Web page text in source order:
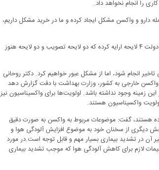
را انجام نخواهد داد.
دارو و واکسن مشکل ایجاد کرده و ما در خرید مشکل داریم،
رییس جمهور در همین رابطه به لوایح چهارگانه دولت اشاره کرد و گفت: دولت ۴ لایحه ارایه کرده که دو لایحه تصویب و دو لایحه هنوز
انجام شود، اما از مشکل عبور خواهیم کرد. دکتر روحانی
واکسن خارجی به کشور، وزارت بهداشت با دقت گزارش دهد
زمینه وجود نداشته باشد. اولویت‌ها برای واکسیناسیون نیز
واکسیناسیون هستند.
هستند، گفت: موضوعات مربوط به واکسن به صورت دقیق
دیگری از سخنان خود به موضوع افزایش آلودگی هوا و
در تشدید بیماری بسیار مهم و قابل توجه است.در مورد
لازم برای کاهش آلودگی هوا که موجب تشدید بیماری